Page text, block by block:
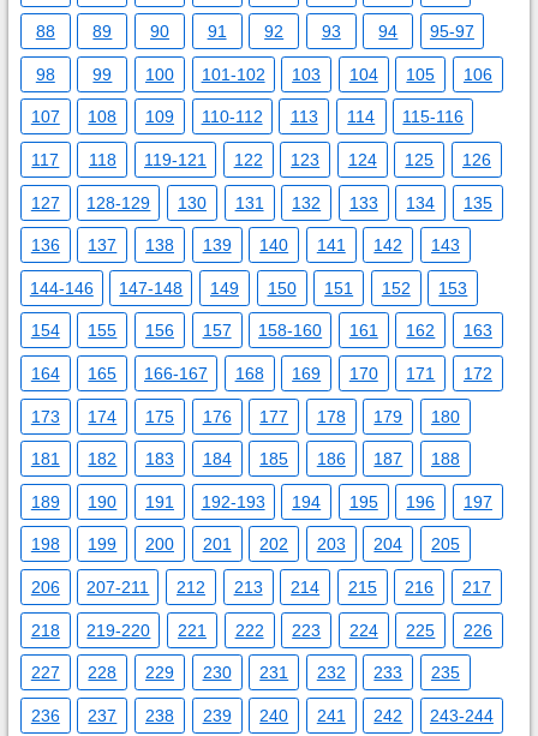
88 89 90 91 92 93 94 95-97
98 99 100 101-102 103 104 105 106
107 108 109 110-112 113 114 115-116
117 118 119-121 122 123 124 125 126
127 128-129 130 131 132 133 134 135
136 137 138 139 140 141 142 143
144-146 147-148 149 150 151 152 153
154 155 156 157 158-160 161 162 163
164 165 166-167 168 169 170 171 172
173 174 175 176 177 178 179 180
181 182 183 184 185 186 187 188
189 190 191 192-193 194 195 196 197
198 199 200 201 202 203 204 205
206 207-211 212 213 214 215 216 217
218 219-220 221 222 223 224 225 226
227 228 229 230 231 232 233 235
236 237 238 239 240 241 242 243-244